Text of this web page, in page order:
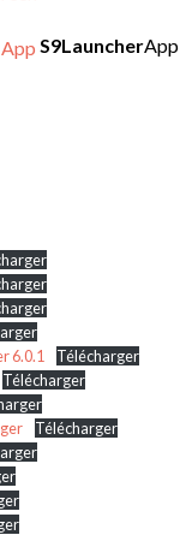
S9LauncherApp
6.0.1
Télécharger
Télécharger
Télécharger